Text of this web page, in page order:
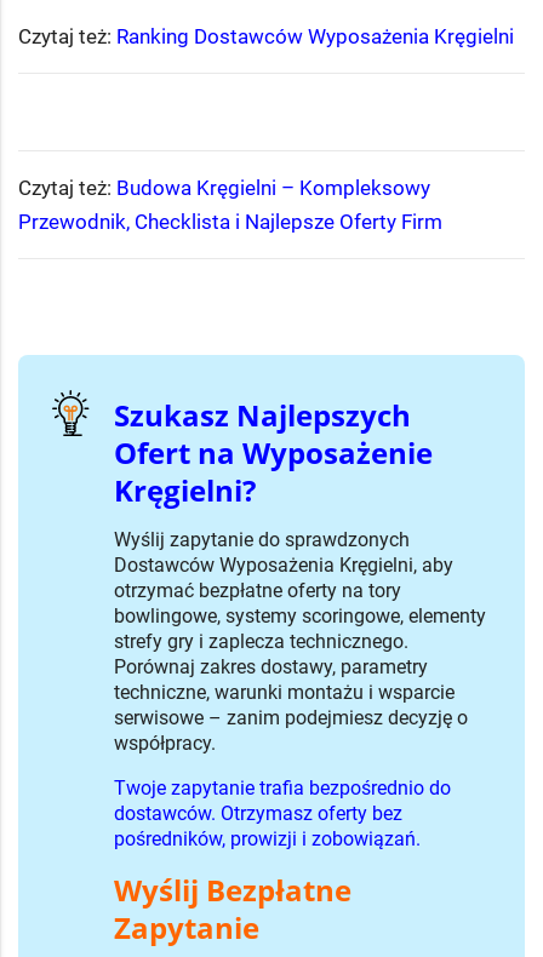
Czytaj też: Ranking Dostawców Wyposażenia Kręgielni
Czytaj też: Budowa Kręgielni – Kompleksowy
Przewodnik, Checklista i Najlepsze Oferty Firm
Szukasz Najlepszych
Ofert na Wyposażenie
Kręgielni?
Wyślij zapytanie do sprawdzonych
Dostawców Wyposażenia Kręgielni, aby
otrzymać bezpłatne oferty na tory
bowlingowe, systemy scoringowe, elementy
strefy gry i zaplecza technicznego.
Porównaj zakres dostawy, parametry
techniczne, warunki montażu i wsparcie
serwisowe – zanim podejmiesz decyzję o
współpracy.
Twoje zapytanie trafia bezpośrednio do
dostawców. Otrzymasz oferty bez
pośredników, prowizji i zobowiązań.
Wyślij Bezpłatne
Zapytanie